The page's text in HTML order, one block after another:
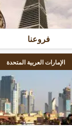
فروعنا
الإمارات العربية المتحدة